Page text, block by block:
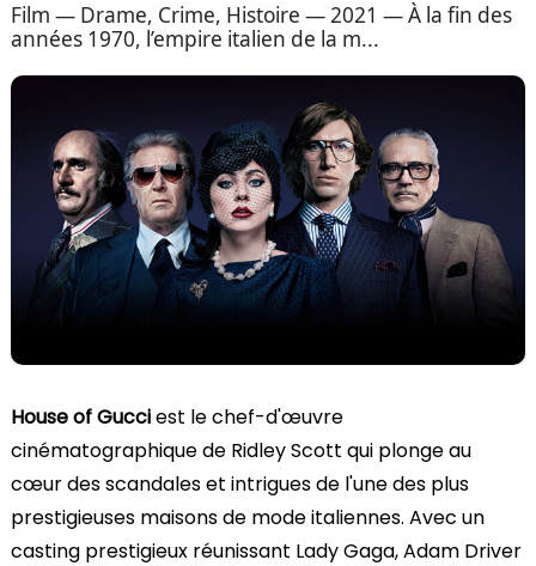
Film — Drame, Crime, Histoire — 2021 — À la fin des
années 1970, l’empire italien de la m...
House of Gucciest le chef-d'œuvre
cinématographique de Ridley Scott qui plonge au
cœur des scandales et intrigues de l'une des plus
prestigieuses maisons de mode italiennes. Avec un
casting prestigieux réunissant Lady Gaga, Adam Driver